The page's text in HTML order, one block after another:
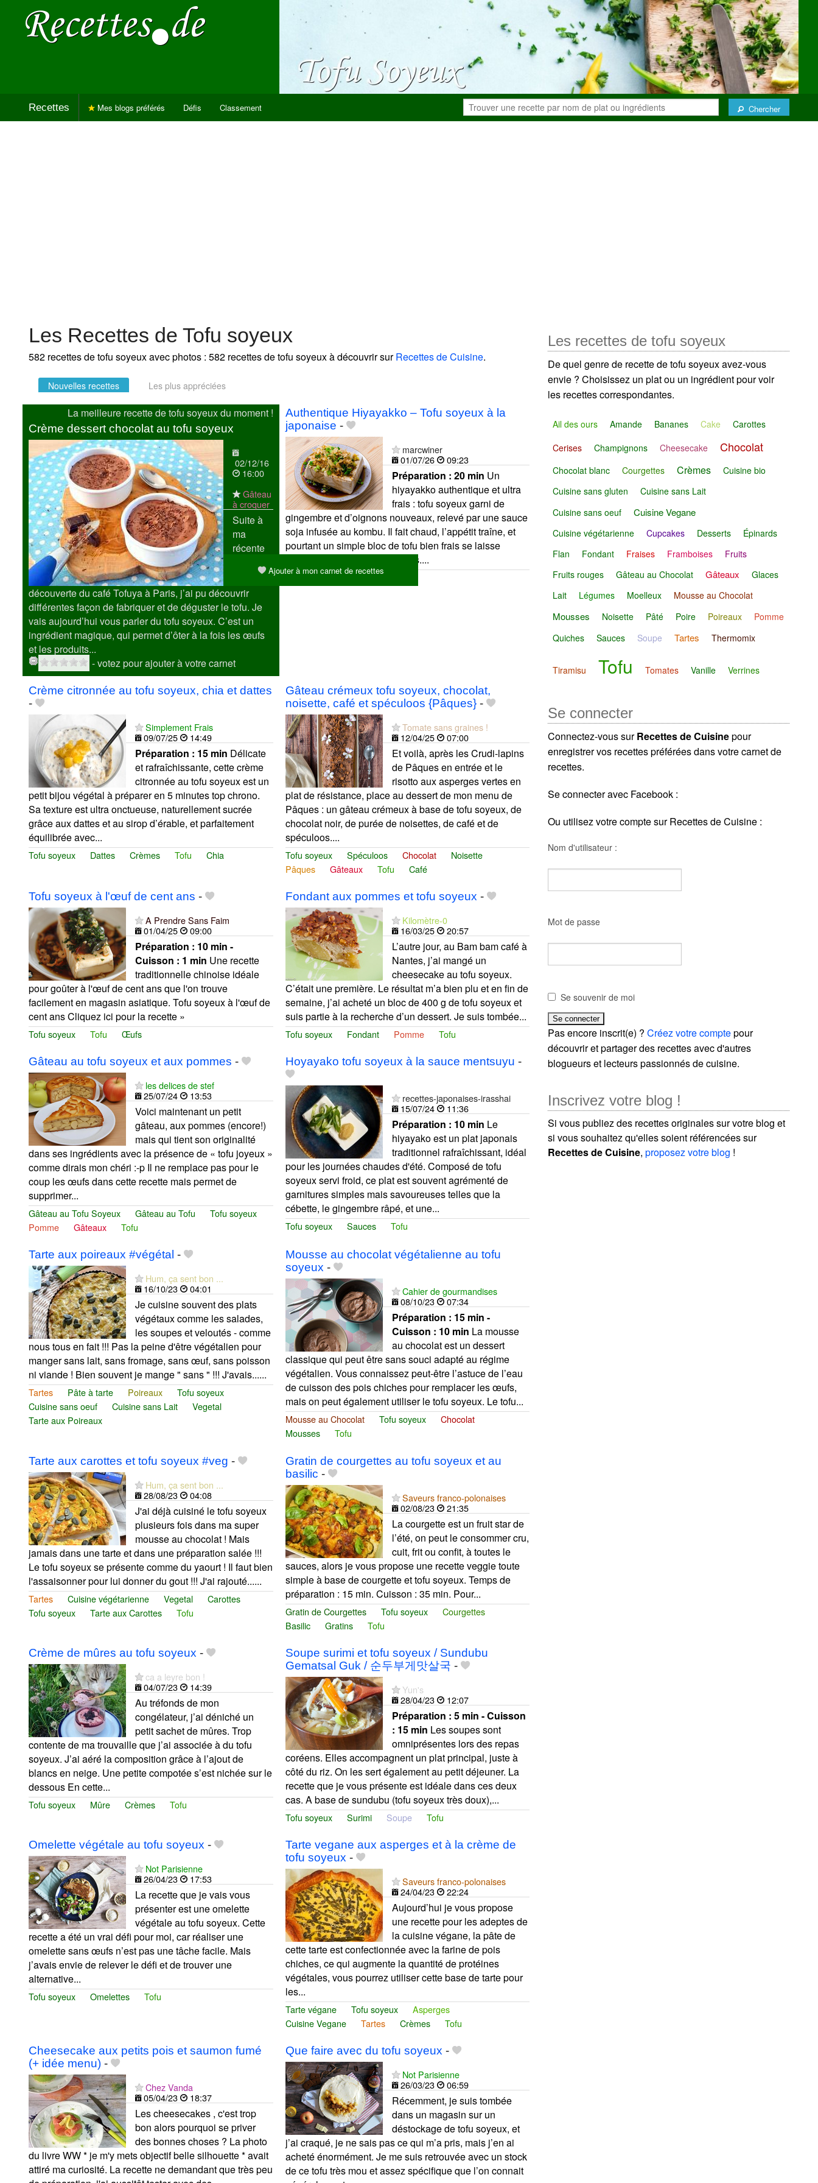
Recettes Chercher
Mes blogs préférés Défis Classement
Les Recettes de Tofu soyeux
582 recettes de tofu soyeux avec photos : 582 recettes de tofu soyeux à découvrir surRecettes de Cuisine.
Nouvelles recettes Les plus appréciées
La meilleure recette de tofu soyeux du moment !
Crème dessert chocolat au tofu soyeux
Ajouter à mon carnet de recettes
02/12/16
16:00
Gâteau
à croquer
Suite à
ma
récente
découverte du café Tofuya à Paris, j’ai pu découvrir
différentes façon de fabriquer et de déguster le tofu. Je
vais aujourd’hui vous parler du tofu soyeux. C’est un
ingrédient magique, qui permet d’ôter à la fois les œufs
et les produits...
- votez pour ajouter à votre carnet
Authentique Hiyayakko – Tofu soyeux à la
japonaise -
marcwiner
01/07/26
09:23
Préparation : 20 min Un
hiyayakko authentique et ultra
frais : tofu soyeux garni de
gingembre et d’oignons nouveaux, relevé par une sauce
soja infusée au kombu. Il fait chaud, l’appétit traîne, et
pourtant un simple bloc de tofu bien frais se laisse
dévorer en quelques bouchées....
Tofu soyeux Hiyayakko
Crème citronnée au tofu soyeux, chia et dattes
-
Simplement Frais
09/07/25
14:49
Préparation : 15 min Délicate
et rafraîchissante, cette crème
citronnée au tofu soyeux est un
petit bijou végétal à préparer en 5 minutes top chrono.
Sa texture est ultra onctueuse, naturellement sucrée
grâce aux dattes et au sirop d’érable, et parfaitement
équilibrée avec...
Tofu soyeux Dattes Crèmes Tofu Chia
Gâteau crémeux tofu soyeux, chocolat,
noisette, café et spéculoos {Pâques}-
Tomate sans graines !
12/04/25
07:00
Et voilà, après les Crudi-lapins
de Pâques en entrée et le
risotto aux asperges vertes en
plat de résistance, place au dessert de mon menu de
Pâques : un gâteau crémeux à base de tofu soyeux, de
chocolat noir, de purée de noisettes, de café et de
spéculoos....
Tofu soyeux Spéculoos Chocolat
Noisette
Pâques
Gâteaux Tofu Café
Tofu soyeux à l'œuf de cent ans -
A Prendre Sans Faim
01/04/25
09:00
Préparation : 10 min -
Cuisson : 1 min Une recette
traditionnelle chinoise idéale
pour goûter à l'œuf de cent ans que l'on trouve
facilement en magasin asiatique. Tofu soyeux à l'œuf de
cent ans Cliquez ici pour la recette »
Tofu soyeux Tofu Œufs
Fondant aux pommes et tofu soyeux -
Kilomètre-0
16/03/25
20:57
L’autre jour, au Bam bam café à
Nantes, j’ai mangé un
cheesecake au tofu soyeux.
C’était une première. Le résultat m’a bien plu et en fin de
semaine, j’ai acheté un bloc de 400 g de tofu soyeux et
suis partie à la recherche d’un dessert. Je suis tombée...
Tofu soyeux Fondant Pomme Tofu
Gâteau au tofu soyeux et aux pommes -
les delices de stef
25/07/24
13:53
Voici maintenant un petit
gâteau, aux pommes (encore!)
mais qui tient son originalité
dans ses ingrédients avec la présence de « tofu joyeux »
comme dirais mon chéri :-p Il ne remplace pas pour le
coup les œufs dans cette recette mais permet de
supprimer...
Gâteau au Tofu Soyeux Gâteau au Tofu
Tofu soyeux
Pomme
Gâteaux Tofu
Hoyayako tofu soyeux à la sauce mentsuyu -
recettes-japonaises-irasshai
15/07/24
11:36
Préparation : 10 min Le
hiyayako est un plat japonais
traditionnel rafraîchissant, idéal
pour les journées chaudes d'été. Composé de tofu
soyeux servi froid, ce plat est souvent agrémenté de
garnitures simples mais savoureuses telles que la
cébette, le gingembre râpé, et une...
Tofu soyeux Sauces Tofu
Tarte aux poireaux #végétal -
Hum, ça sent bon ...
16/10/23
04:01
Je cuisine souvent des plats
végétaux comme les salades,
les soupes et veloutés - comme
nous tous en fait !!! Pas la peine d'être végétalien pour
manger sans lait, sans fromage, sans œuf, sans poisson
ni viande ! Bien souvent je mange " sans " !!! J'avais......
Tartes Pâte à tarte Poireaux
Tofu soyeux
Cuisine sans oeuf
Cuisine sans Lait
Vegetal
Tarte aux Poireaux
Mousse au chocolat végétalienne au tofu
soyeux -
Cahier de gourmandises
08/10/23
07:34
Préparation : 15 min -
Cuisson : 10 min La mousse
au chocolat est un dessert
classique qui peut être sans souci adapté au régime
végétalien. Vous connaissez peut-être l’astuce de l’eau
de cuisson des pois chiches pour remplacer les œufs,
mais on peut également utiliser le tofu soyeux. Le tofu...
Mousse au Chocolat Tofu soyeux
Chocolat
Mousses
Tofu
Tarte aux carottes et tofu soyeux #veg -
Hum, ça sent bon ...
28/08/23
04:08
J'ai déjà cuisiné le tofu soyeux
plusieurs fois dans ma super
mousse au chocolat ! Mais
jamais dans une tarte et dans une préparation salée !!!
Le tofu soyeux se présente comme du yaourt ! Il faut bien
l'assaisonner pour lui donner du gout !!! J'ai rajouté......
Tartes Cuisine végétarienne Vegetal
Carottes
Tofu soyeux
Tarte aux Carottes Tofu
Gratin de courgettes au tofu soyeux et au
basilic -
Saveurs franco-polonaises
02/08/23
21:35
La courgette est un fruit star de
l’été, on peut le consommer cru,
cuit, frit ou confit, à toutes le
sauces, alors je vous propose une recette veggie toute
simple à base de courgette et tofu soyeux. Temps de
préparation : 15 min. Cuisson : 35 min. Pour...
Gratin de Courgettes Tofu soyeux
Courgettes
Basilic
Gratins Tofu
Crème de mûres au tofu soyeux -
ca a leyre bon !
04/07/23
14:39
Au tréfonds de mon
congélateur, j’ai déniché un
petit sachet de mûres. Trop
contente de ma trouvaille que j’ai associée à du tofu
soyeux. J’ai aéré la composition grâce à l’ajout de
blancs en neige. Une petite compotée s’est nichée sur le
dessous En cette...
Tofu soyeux Mûre Crèmes Tofu
Soupe surimi et tofu soyeux / Sundubu
Gematsal Guk / 순두부게맛살국 -
Yun's
28/04/23
12:07
Préparation : 5 min - Cuisson
: 15 min Les soupes sont
omniprésentes lors des repas
coréens. Elles accompagnent un plat principal, juste à
côté du riz. On les sert également au petit déjeuner. La
recette que je vous présente est idéale dans ces deux
cas. A base de sundubu (tofu soyeux très doux),...
Tofu soyeux Surimi Soupe Tofu
Omelette végétale au tofu soyeux -
Not Parisienne
26/04/23
17:53
La recette que je vais vous
présenter est une omelette
végétale au tofu soyeux. Cette
recette a été un vrai défi pour moi, car réaliser une
omelette sans œufs n’est pas une tâche facile. Mais
j’avais envie de relever le défi et de trouver une
alternative...
Tofu soyeux Omelettes Tofu
Tarte vegane aux asperges et à la crème de
tofu soyeux -
Saveurs franco-polonaises
24/04/23
22:24
Aujourd’hui je vous propose
une recette pour les adeptes de
la cuisine végane, la pâte de
cette tarte est confectionnée avec la farine de pois
chiches, ce qui augmente la quantité de protéines
végétales, vous pourrez utiliser cette base de tarte pour
les...
Tarte végane Tofu soyeux
Asperges
Cuisine Vegane
Tartes Crèmes Tofu
Cheesecake aux petits pois et saumon fumé
(+ idée menu) -
Chez Vanda
05/04/23
18:37
Les cheesecakes , c'est trop
bon alors pourquoi se priver
des bonnes choses ? La photo
du livre WW * je m'y mets objectif belle silhouette * avait
attiré ma curiosité. La recette ne demandant que très peu
Que faire avec du tofu soyeux -
Not Parisienne
26/03/23
06:59
Récemment, je suis tombée
dans un magasin sur un
déstockage de tofu soyeux, et
j’ai craqué, je ne sais pas ce qui m’a pris, mais j’en ai
acheté énormément. Je me suis retrouvée avec un stock
de ce tofu très mou et assez spécifique que l’on connait
Les recettes de tofu soyeux
De quel genre de recette de tofu soyeux avez-vous
envie ? Choisissez un plat ou un ingrédient pour voir
les recettes correspondantes.
Ail des ours Amande Bananes Cake
Carottes
Cerises
Champignons Cheesecake Chocolat
Chocolat blanc Courgettes Crèmes
Cuisine bio
Cuisine sans gluten
Cuisine sans Lait
Cuisine sans oeuf
Cuisine Vegane
Cuisine végétarienne Cupcakes Desserts
Épinards
Flan
Fondant Fraises Framboises
Fruits
Fruits rouges
Gâteau au Chocolat Gâteaux
Glaces
Lait
Légumes Moelleux Mousse au Chocolat
Mousses Noisette Pâté Poire Poireaux
Pomme
Quiches
Sauces Soupe Tartes Thermomix
Tiramisu Tofu Tomates Vanille Verrines
Se connecter
Connectez-vous surRecettes de Cuisinepour
enregistrer vos recettes préférées dans votre carnet de
recettes.
Se connecter avec Facebook :
Ou utilisez votre compte sur Recettes de Cuisine :
Nom d'utilisateur :
Mot de passe
Se souvenir de moi
Pas encore inscrit(e) ?Créez votre comptepour
découvrir et partager des recettes avec d'autres
blogueurs et lecteurs passionnés de cuisine.
Inscrivez votre blog !
Si vous publiez des recettes originales sur votre blog et
si vous souhaitez qu'elles soient référencées sur
Recettes de Cuisine,proposez votre blog !